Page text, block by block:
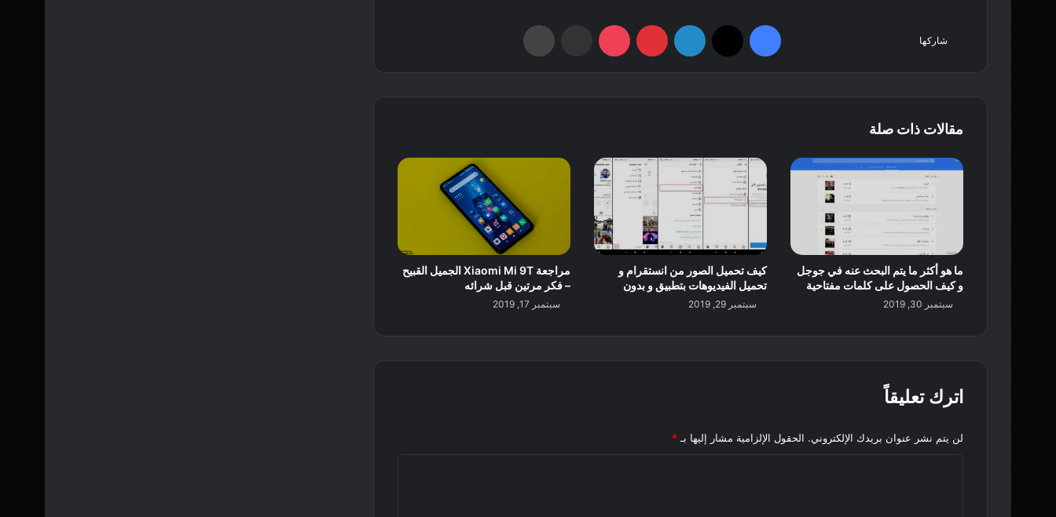
شاركها
فيسبوك لينكدإن بينتيريست مشاركة عبر البريد
مقالات ذات صلة
ما هو أكثر ما يتم البحث عنه في جوجل
و كيف الحصول على كلمات مفتاحية
سبتمبر 30, 2019
كيف تحميل الصور من انستقرام و
تحميل الفيديوهات بتطبيق و بدون
سبتمبر 29, 2019
مراجعة Xiaomi Mi 9T الجميل القبيح
– فكر مرتين قبل شرائه
سبتمبر 17, 2019
اترك تعليقاً
لن يتم نشر عنوان بريدك الإلكتروني. الحقول الإلزامية مشار إليها بـ *